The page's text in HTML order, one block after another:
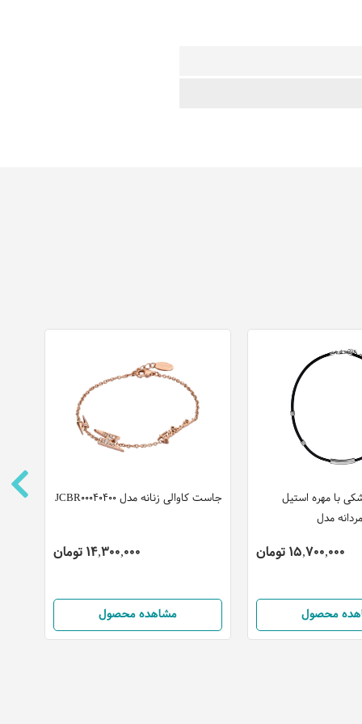
جاست کاوالی زنانه مدل JCBR00040400
14,300,000 تومان
مشاهده محصول
با مهره استیل
مدل
15,700,000 تومان
محصول